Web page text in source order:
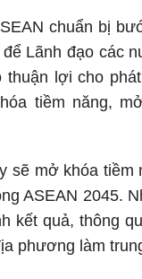
chuẩn bị
Lãnh đạo các
lợi cho
tiềm năng,
sẽ mở khóa
ASEAN 2045.
kết quả, thông
phương làm